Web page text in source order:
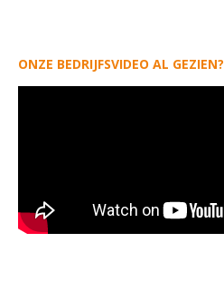
ONZE BEDRIJFSVIDEO AL GEZIEN?